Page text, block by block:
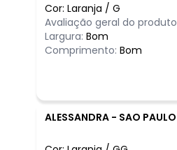
Cor: Laranja / G
Avaliação geral do
Largura: Bom
Comprimento: Bom
ALESSANDRA - SAO